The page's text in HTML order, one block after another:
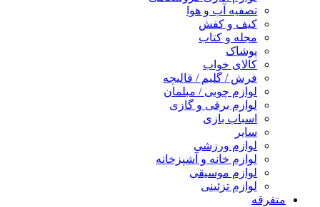
تصفیه آب و هوا
کیف و کفش
مجله و کتاب
پوشاک
کالای خواب
فرش / گلیم / قالیچه
لوازم چوبی / مبلمان
لوازم برقی و گازی
اسباب بازی
سایر
لوازم ورزشی
لوازم خانه و آشپزخانه
لوازم موسیقی
لوازم تزئینی
متفرقه